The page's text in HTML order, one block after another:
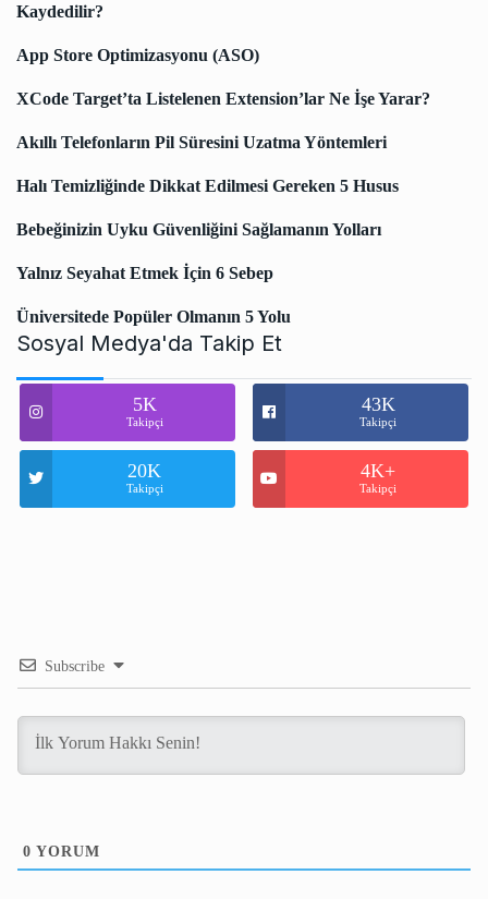
Kaydedilir?
App Store Optimizasyonu (ASO)
XCode Target’ta Listelenen Extension’lar Ne İşe Yarar?
Akıllı Telefonların Pil Süresini Uzatma Yöntemleri
Halı Temizliğinde Dikkat Edilmesi Gereken 5 Husus
Bebeğinizin Uyku Güvenliğini Sağlamanın Yolları
Yalnız Seyahat Etmek İçin 6 Sebep
Üniversitede Popüler Olmanın 5 Yolu
Sosyal Medya'da Takip Et
5K
Takipçi
43K
Takipçi
20K
Takipçi
4K+
Takipçi
Subscribe
0 YORUM